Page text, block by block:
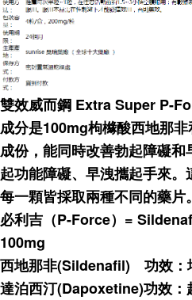
雙效威而鋼 Extra Super P-
成分是100mg枸櫞酸西地那
成份，能同時改善勃起障礙
起功能障礙、早洩攜起手來。
每一顆皆採取兩種不同的藥片。
必利吉（P-Force）=
100mg
西地那非(Sildenafil) 功效：
達泊西汀(Dapoxetine)功效：